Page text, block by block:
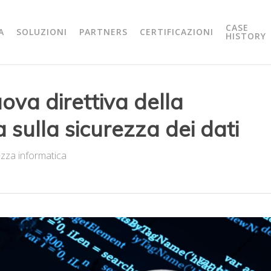
SOLUZIONI PARTNERS CERTIFICAZIONI CASE
HISTORY
direttiva della
sulla sicurezza dei dati
informatica